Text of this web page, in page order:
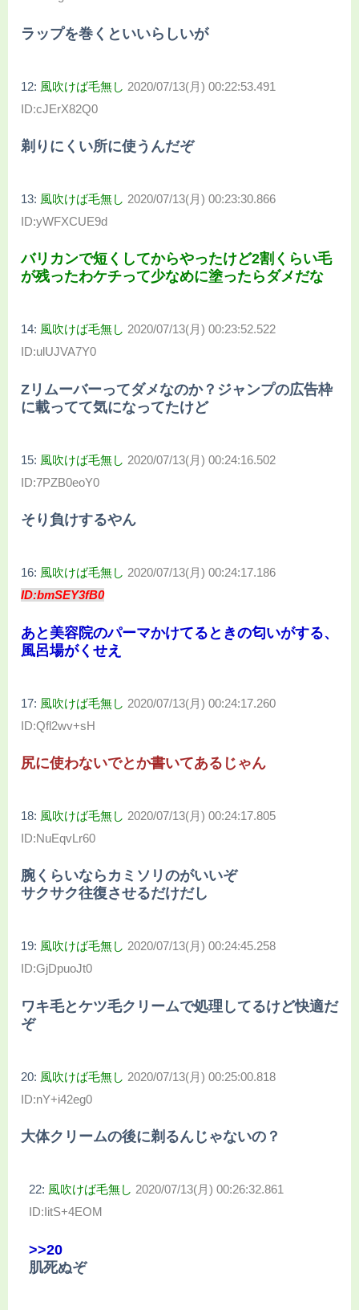
ラップを巻くといいらしいが
12: 風吹けば毛無し 2020/07/13(月) 00:22:53.491
ID:cJErX82Q0
剃りにくい所に使うんだぞ
13: 風吹けば毛無し 2020/07/13(月) 00:23:30.866
ID:yWFXCUE9d
バリカンで短くしてからやったけど2割くらい毛
が残ったわケチって少なめに塗ったらダメだな
14: 風吹けば毛無し 2020/07/13(月) 00:23:52.522
ID:ulUJVA7Y0
Zリムーバーってダメなのか？ジャンプの広告枠
に載ってて気になってたけど
15: 風吹けば毛無し 2020/07/13(月) 00:24:16.502
ID:7PZB0eoY0
そり負けするやん
16: 風吹けば毛無し 2020/07/13(月) 00:24:17.186
ID:bmSEY3fB0
あと美容院のパーマかけてるときの匂いがする、
風呂場がくせえ
17: 風吹けば毛無し 2020/07/13(月) 00:24:17.260
ID:Qfl2wv+sH
尻に使わないでとか書いてあるじゃん
18: 風吹けば毛無し 2020/07/13(月) 00:24:17.805
ID:NuEqvLr60
腕くらいならカミソリのがいいぞ
サクサク往復させるだけだし
19: 風吹けば毛無し 2020/07/13(月) 00:24:45.258
ID:GjDpuoJt0
ワキ毛とケツ毛クリームで処理してるけど快適だ
ぞ
20: 風吹けば毛無し 2020/07/13(月) 00:25:00.818
ID:nY+i42eg0
大体クリームの後に剃るんじゃないの？
22: 風吹けば毛無し 2020/07/13(月) 00:26:32.861
ID:IitS+4EOM
>>20
肌死ぬぞ